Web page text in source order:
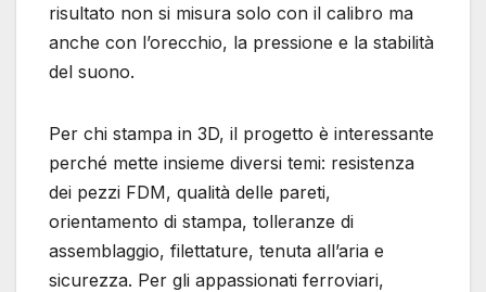
risultato non si misura solo con il calibro ma
anche con l’orecchio, la pressione e la stabilità
del suono.
Per chi stampa in 3D, il progetto è interessante
perché mette insieme diversi temi: resistenza
dei pezzi FDM, qualità delle pareti,
orientamento di stampa, tolleranze di
assemblaggio, filettature, tenuta all’aria e
sicurezza. Per gli appassionati ferroviari,